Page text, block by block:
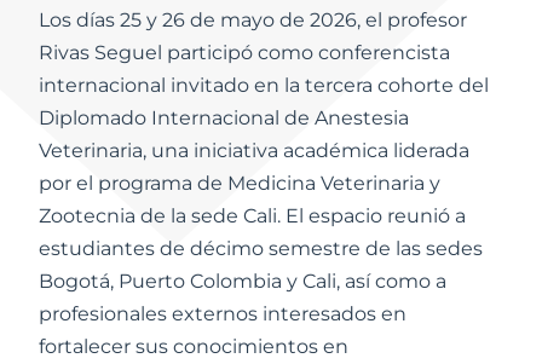
Los días 25 y 26 de mayo de 2026, el profesor
Rivas Seguel participó como conferencista
internacional invitado en la tercera cohorte del
Diplomado Internacional de Anestesia
Veterinaria, una iniciativa académica liderada
por el programa de Medicina Veterinaria y
Zootecnia de la sede Cali. El espacio reunió a
estudiantes de décimo semestre de las sedes
Bogotá, Puerto Colombia y Cali, así como a
profesionales externos interesados en
fortalecer sus conocimientos en